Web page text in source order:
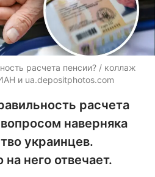
расчета пенсии? / коллаж
и ua.depositphotos.com
расчета
наверняка
украинцев.
него отвечает.